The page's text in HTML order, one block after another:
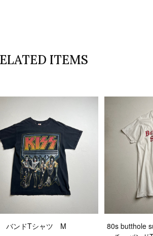
ITEMS
バンドTシャツ M
80s butthole